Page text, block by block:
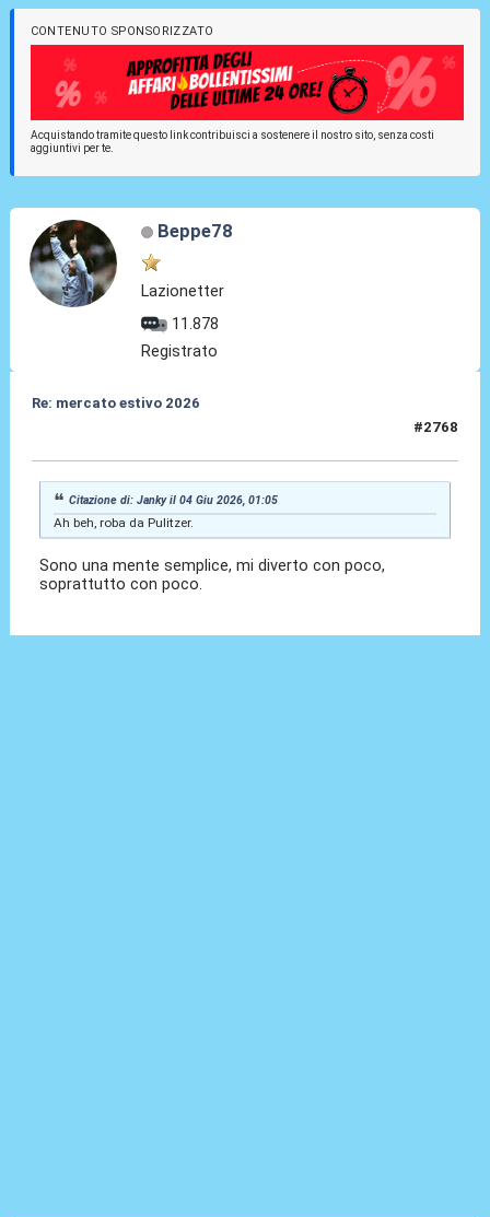
CONTENUTO SPONSORIZZATO
Acquistando tramite questo link contribuisci a sostenere il nostro sito, senza costi
aggiuntivi per te.
Beppe78
Lazionetter
11.878
Registrato
Re: mercato estivo 2026
#2768
Citazione di: Janky il 04 Giu 2026, 01:05
Ah beh, roba da Pulitzer.
Sono una mente semplice, mi diverto con poco,
soprattutto con poco.